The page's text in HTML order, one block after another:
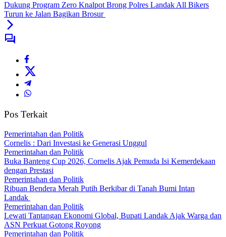
Dukung Program Zero Knalpot Brong Polres Landak All Bikers
Turun ke Jalan Bagikan Brosur
Pos Terkait
Pemerintahan dan Politik
Cornelis : Dari Investasi ke Generasi Unggul
Pemerintahan dan Politik
Buka Banteng Cup 2026, Cornelis Ajak Pemuda Isi Kemerdekaan
dengan Prestasi
Pemerintahan dan Politik
Ribuan Bendera Merah Putih Berkibar di Tanah Bumi Intan
Landak
Pemerintahan dan Politik
Lewati Tantangan Ekonomi Global, Bupati Landak Ajak Warga dan
ASN Perkuat Gotong Royong
Pemerintahan dan Politik